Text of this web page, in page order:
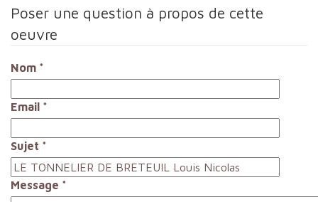
Poser une question à propos de cette
oeuvre
Nom *
Email *
Sujet *
Message *